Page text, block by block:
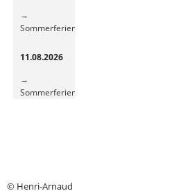
Sommerferien
11.08.2026
Sommerferien
© Henri-Arnaud